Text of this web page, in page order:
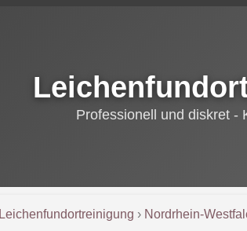
Professionell und diskret -
Leichenfundortreinigung › Nordrhein-